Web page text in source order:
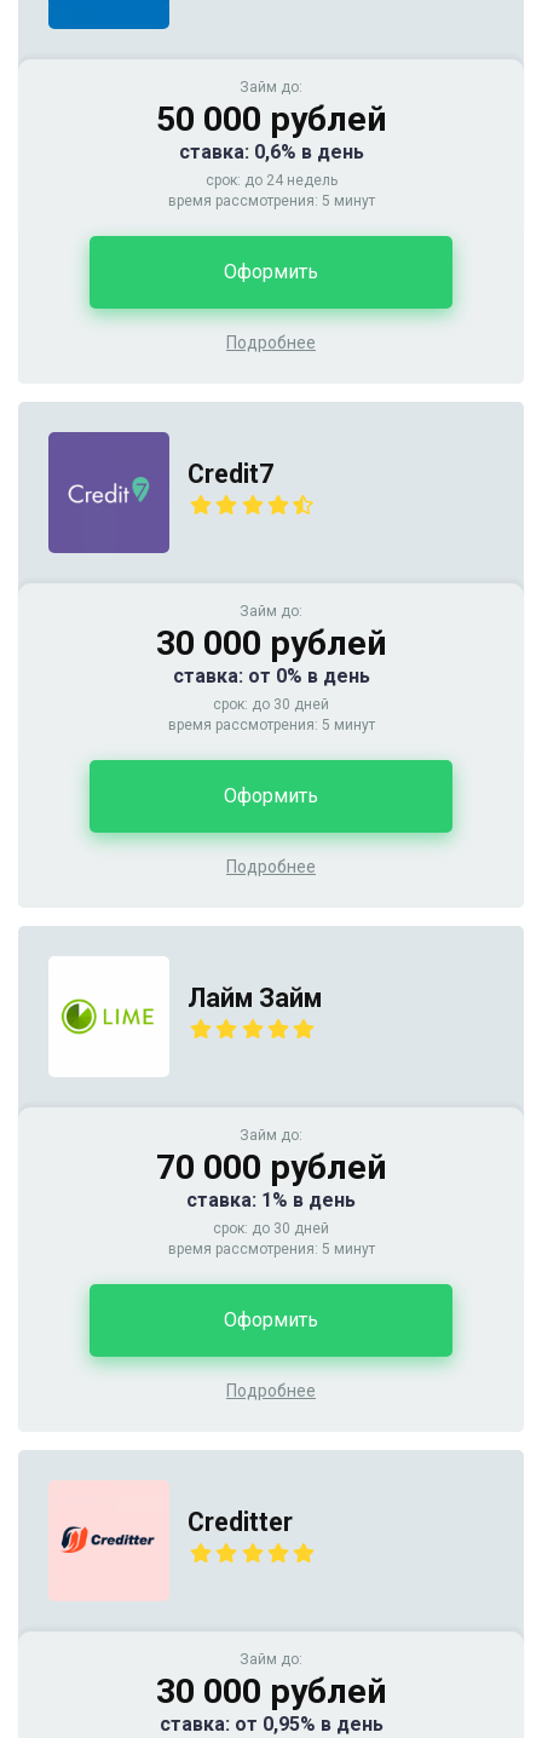
Займ до:
50 000 рублей
ставка: 0,6% в день
срок: до 24 недель
время рассмотрения: 5 минут
Подробнее
Оформить
Credit7
Займ до:
30 000 рублей
ставка: от 0% в день
срок: до 30 дней
время рассмотрения: 5 минут
Подробнее
Оформить
Лайм Займ
Займ до:
70 000 рублей
ставка: 1% в день
срок: до 30 дней
время рассмотрения: 5 минут
Подробнее
Оформить
Creditter
Займ до:
30 000 рублей
ставка: от 0,95% в день